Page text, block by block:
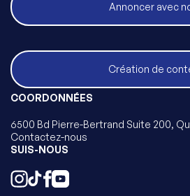
Annoncer avec
Création de
COORDONNÉES
6500 Bd Pierre-Bertrand Suite 200,
Contactez-nous
SUIS-NOUS